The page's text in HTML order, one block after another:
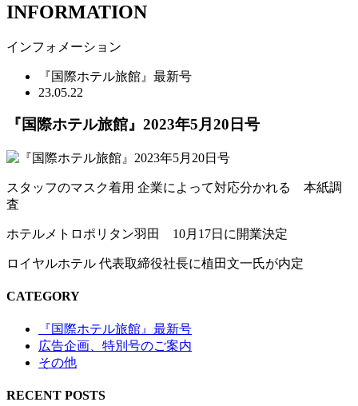
INFORMATION
インフォメーション
『国際ホテル旅館』最新号
23.05.22
『国際ホテル旅館』2023年5月20日号
スタッフのマスク着用 企業によって対応分かれる 本紙調
査
ホテルメトロポリタン羽田 10月17日に開業決定
ロイヤルホテル 代表取締役社長に植田文一氏が内定
CATEGORY
『国際ホテル旅館』最新号
広告企画、特別号のご案内
その他
RECENT POSTS